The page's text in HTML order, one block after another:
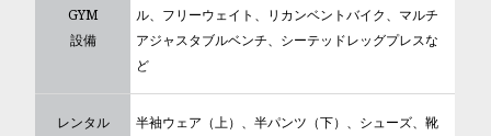
GYM
設備
ル、フリーウェイト、リカンベントバイク、マルチ
アジャスタブルベンチ、シーテッドレッグプレスな
ど
レンタル
半袖ウェア（上）、半パンツ（下）、シューズ、靴